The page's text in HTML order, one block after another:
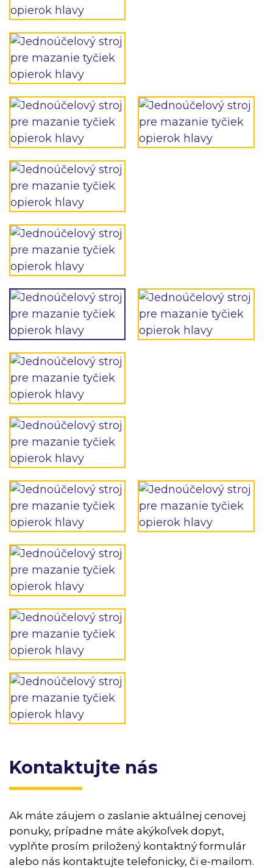
Kontaktujte nás
Ak máte záujem o zaslanie aktuálnej cenovej
ponuky, prípadne máte akýkoľvek dopyt,
vyplňte prosím priložený kontaktný formulár
alebo nás kontaktujte telefonicky, či e-mailom.